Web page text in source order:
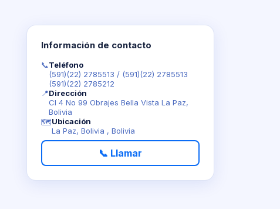
Información de contacto
📞Teléfono
(591)(22) 2785513 / (591)(22) 2785513
(591)(22) 2785212
📍Dirección
Cl 4 No 99 Obrajes Bella Vista La Paz,
Bolivia
🗺️Ubicación
La Paz, Bolivia , Bolivia
📞 Llamar